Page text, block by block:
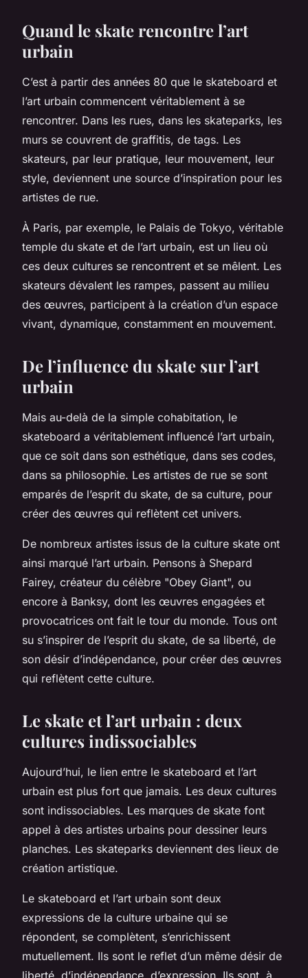
Quand le skate rencontre l’art
urbain
C’est à partir des années 80 que le skateboard et
l’art urbain commencent véritablement à se
rencontrer. Dans les rues, dans les skateparks, les
murs se couvrent de graffitis, de tags. Les
skateurs, par leur pratique, leur mouvement, leur
style, deviennent une source d’inspiration pour les
artistes de rue.
À Paris, par exemple, le Palais de Tokyo, véritable
temple du skate et de l’art urbain, est un lieu où
ces deux cultures se rencontrent et se mêlent. Les
skateurs dévalent les rampes, passent au milieu
des œuvres, participent à la création d’un espace
vivant, dynamique, constamment en mouvement.
De l’influence du skate sur l’art
urbain
Mais au-delà de la simple cohabitation, le
skateboard a véritablement influencé l’art urbain,
que ce soit dans son esthétique, dans ses codes,
dans sa philosophie. Les artistes de rue se sont
emparés de l’esprit du skate, de sa culture, pour
créer des œuvres qui reflètent cet univers.
De nombreux artistes issus de la culture skate ont
ainsi marqué l’art urbain. Pensons à Shepard
Fairey, créateur du célèbre "Obey Giant", ou
encore à Banksy, dont les œuvres engagées et
provocatrices ont fait le tour du monde. Tous ont
su s’inspirer de l’esprit du skate, de sa liberté, de
son désir d’indépendance, pour créer des œuvres
qui reflètent cette culture.
Le skate et l’art urbain : deux
cultures indissociables
Aujourd’hui, le lien entre le skateboard et l’art
urbain est plus fort que jamais. Les deux cultures
sont indissociables. Les marques de skate font
appel à des artistes urbains pour dessiner leurs
planches. Les skateparks deviennent des lieux de
création artistique.
Le skateboard et l’art urbain sont deux
expressions de la culture urbaine qui se
répondent, se complètent, s’enrichissent
mutuellement. Ils sont le reflet d’un même désir de
liberté, d’indépendance, d’expression. Ils sont, à